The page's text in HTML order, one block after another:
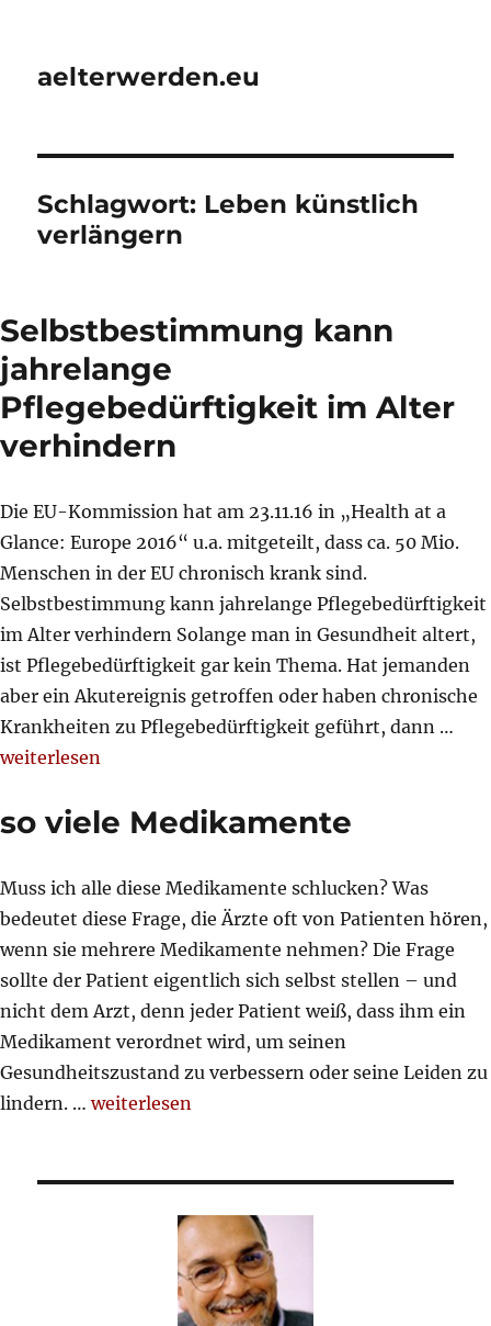
aelterwerden.eu
Schlagwort: Leben künstlich
verlängern
Selbstbestimmung kann
jahrelange
Pflegebedürftigkeit im Alter
verhindern
Die EU-Kommission hat am 23.11.16 in „Health at a
Glance: Europe 2016“ u.a. mitgeteilt, dass ca. 50 Mio.
Menschen in der EU chronisch krank sind.
Selbstbestimmung kann jahrelange Pflegebedürftigkeit
im Alter verhindern Solange man in Gesundheit altert,
ist Pflegebedürftigkeit gar kein Thema. Hat jemanden
aber ein Akutereignis getroffen oder haben chronische
Krankheiten zu Pflegebedürftigkeit geführt, dann …
„Selbstbestimmung kann jahrelange
weiterlesen
so viele Medikamente
Muss ich alle diese Medikamente schlucken? Was
bedeutet diese Frage, die Ärzte oft von Patienten hören,
wenn sie mehrere Medikamente nehmen? Die Frage
sollte der Patient eigentlich sich selbst stellen – und
nicht dem Arzt, denn jeder Patient weiß, dass ihm ein
Medikament verordnet wird, um seinen
Gesundheitszustand zu verbessern oder seine Leiden zu
lindern. …„so viele Medikamente“
weiterlesen